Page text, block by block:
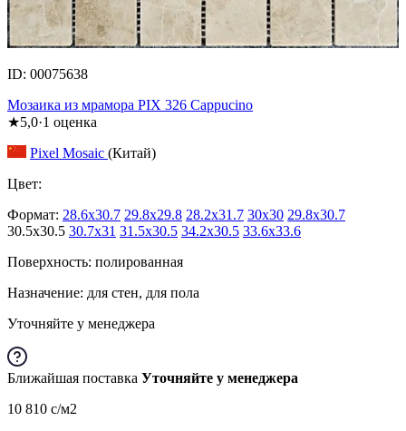
ID: 00075638
Мозаика из мрамора PIX 326 Cappucino
★5,0·1 оценка
Pixel Mosaic (Китай)
Цвет:
Формат: 28.6x30.7 29.8x29.8 28.2x31.7 30x30 29.8x30.7
30.5x30.5 30.7x31 31.5x30.5 34.2x30.5 33.6x33.6
Поверхность: полированная
Назначение: для стен, для пола
Уточняйте у менеджера
Ближайшая поставка Уточняйте у менеджера
10 810 c/м2